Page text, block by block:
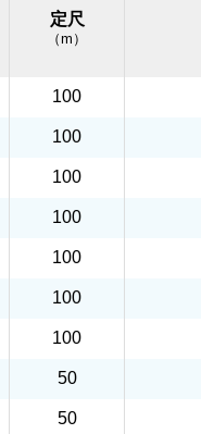
定尺
（m）
100
100
100
100
100
100
100
50
50